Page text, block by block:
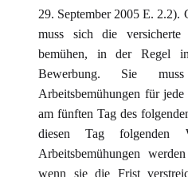
29. September 2005 E.
muss sich die
bemühen, in der Regel
Bewerbung. Sie
Arbeitsbemühungen für
am fünften Tag des
diesen Tag folgenden
Arbeitsbemühungen
wenn sie die Frist